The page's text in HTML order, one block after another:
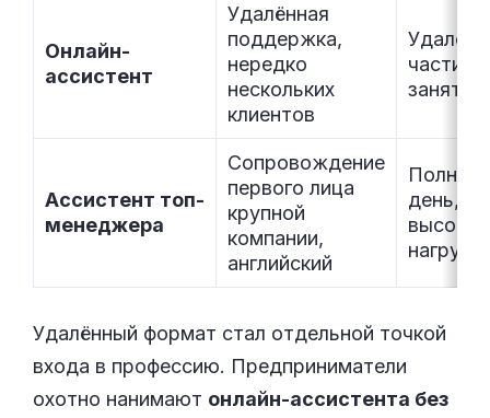
Онлайн-
ассистент
Удалённая
поддержка,
нередко
нескольких
клиентов
Ассистент топ-
менеджера
Сопровождение
первого лица
крупной
компании,
английский
Полный
день,
высокая
нагрузка
Удалённый формат стал отдельной точкой
входа в профессию. Предприниматели
охотно нанимают онлайн-ассистента без